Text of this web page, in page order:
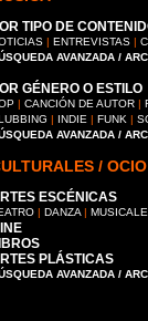
TIPO DE
| ENTREVISTAS |
AVANZADA /
GÉNERO O ESTILO
| CANCIÓN DE AUTOR |
| INDIE | FUNK |
AVANZADA /
/ OCIO
ESCÉNICAS
| DANZA |
PLÁSTICAS
AVANZADA /